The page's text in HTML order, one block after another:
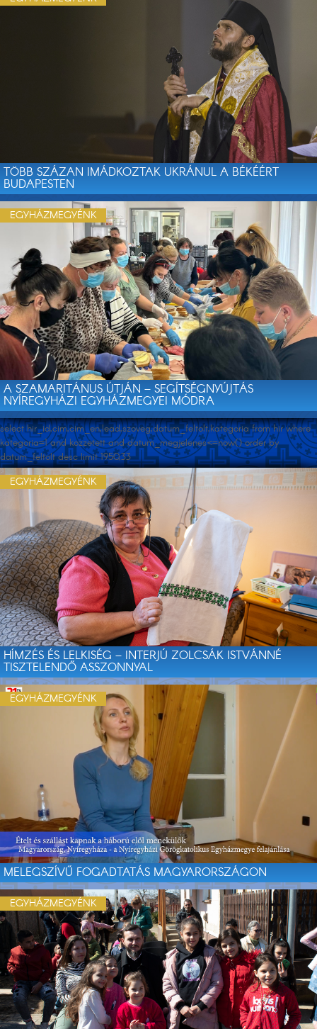
TÖBB SZÁZAN IMÁDKOZTAK UKRÁNUL A BÉKÉÉRT
BUDAPESTEN
A SZAMARITÁNUS ÚTJÁN – SEGÍTSÉGNYÚJTÁS
NYÍREGYHÁZI EGYHÁZMEGYEI MÓDRA
EGYHÁZMEGYÉNK
select hir_id,cim,cim_en,lead,szoveg,datum_feltolt,kategoria from hir where
kategoria=1 and kozzetett and datum_megjelenes<=now() order by
datum_feltolt desc limit 1950,33
HÍMZÉS ÉS LELKISÉG – INTERJÚ ZOLCSÁK ISTVÁNNÉ
TISZTELENDŐ ASSZONNYAL
EGYHÁZMEGYÉNK
MELEGSZÍVŰ FOGADTATÁS MAGYARORSZÁGON
EGYHÁZMEGYÉNK
EGYHÁZMEGYÉNK